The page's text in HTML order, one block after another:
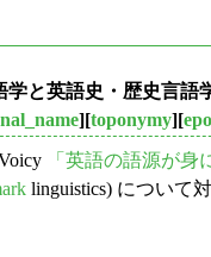
学と英語史・歴史言語
][toponymy][
「英語の語源が身
linguistics) について